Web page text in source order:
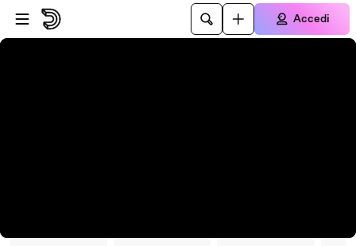
Vai al lettore
Passa al contenuto principale
Accedi